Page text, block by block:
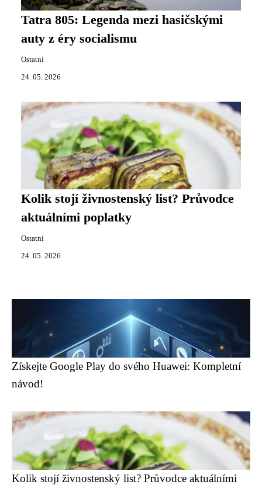
Tatra 805: Legenda mezi hasičskými
auty z éry socialismu
Ostatní
24. 05. 2026
Kolik stojí živnostenský list? Průvodce
aktuálními poplatky
Ostatní
24. 05. 2026
Získejte Google Play do svého Huawei: Kompletní
návod!
Kolik stojí živnostenský list? Průvodce aktuálními